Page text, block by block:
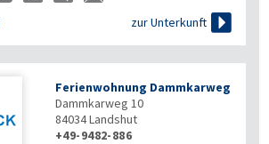
zur Unterkunft 
Ferienwohnung Dammkarweg
Dammkarweg 10
84034Landshut
+49-9482-886